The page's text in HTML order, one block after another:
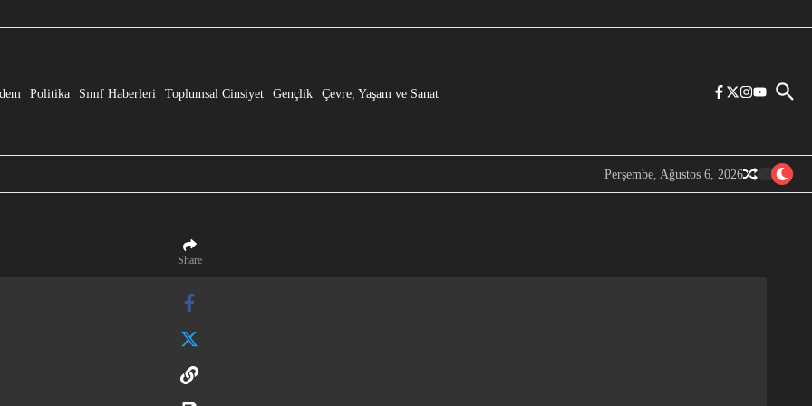
Politika Sınıf Haberleri Toplumsal Cinsiyet Gençlik Çevre, Yaşam ve Sanat
Perşembe, Ağustos 6, 2026
Share